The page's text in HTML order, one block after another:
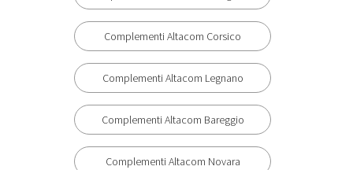
Complementi Altacom Corsico
Complementi Altacom Legnano
Complementi Altacom Bareggio
Complementi Altacom Novara